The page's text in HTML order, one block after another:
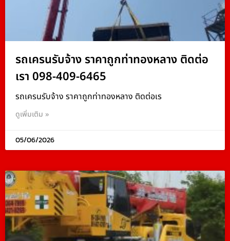
รถเครนรับจ้าง ราคาถูกท่าทองหลาง ติดต่อ
เรา 098-409-6465
รถเครนรับจ้าง ราคาถูกท่าทองหลาง ติดต่อเร
ดูเพิ่มเติม »
05/06/2026